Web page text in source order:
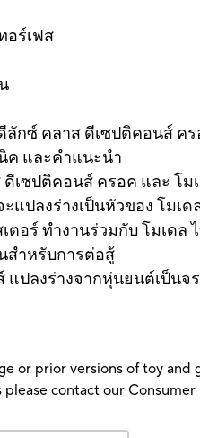
อร์เฟส
ลักซ์ คลาส ดีเซปติคอนส์ ค
ค และคำแนะนำ
เซปติคอนส์ ครอค และ โม
ะแปลงร่างเป็นหัวของ โมเ
เตอร์ ทำงานร่วมกับ โมเด
สำหรับการต่อสู้
แปลงร่างจากหุ่นยนต์เป็นจ
or prior versions of toy
please contact our